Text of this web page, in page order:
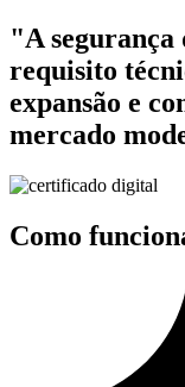
"A segurança
requisito
expansão e
mercado
Como